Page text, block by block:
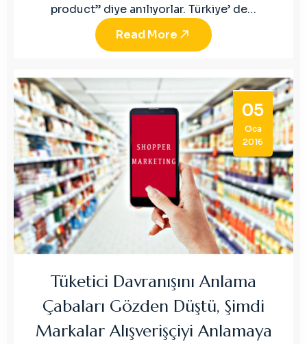
product” diye anılıyorlar. Türkiye’ de…
Read More
05
Oca
2016
Tüketici Davranışını Anlama
Çabaları Gözden Düştü, Şimdi
Markalar Alışverişçiyi Anlamaya